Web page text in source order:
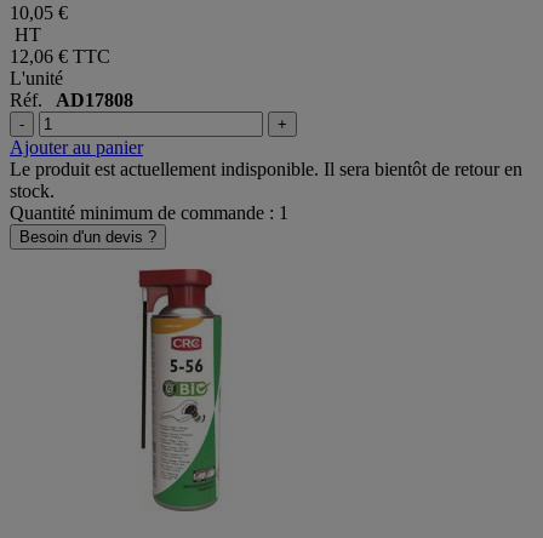
10,05 €
HT
12,06 € TTC
L'unité
Réf. AD17808
- +
Ajouter au panier
Le produit est actuellement indisponible. Il sera bientôt de retour en
stock.
Quantité minimum de commande : 1
Besoin d'un devis ?